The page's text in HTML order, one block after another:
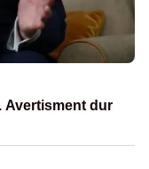
Avertisment dur